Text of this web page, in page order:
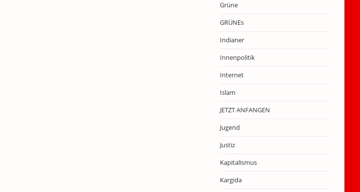
Grüne
GRÜNEs
Indianer
Innenpolitik
Internet
Islam
JETZT ANFANGEN
Jugend
Justiz
Kapitalismus
Kargida